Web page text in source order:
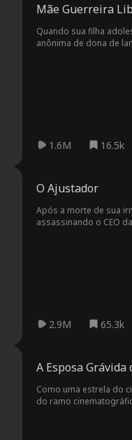
Mãe Guerreira
Quando sua filha
anônima de dona de
1.6M 16.5k
O Ajustador
Após a morte de sua
assassinando o CEO
2.9M 65.3k
A Esposa Grávida
Como uma estrela do
do ramo